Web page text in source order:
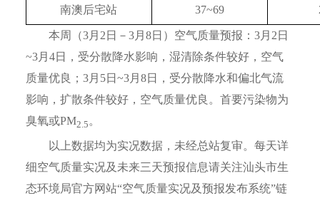
南澳后宅站 37~69
本周（3月2日－3月8日）空气质量预报：3月2日
~3月4日，受分散降水影响，湿清除条件较好，空气
质量优良；3月5日~3月8日，受分散降水和偏北气流
影响，扩散条件较好，空气质量优良。首要污染物为
臭氧或PM2.5 。
以上数据均为实况数据，未经总站复审。每天详
细空气质量实况及未来三天预报信息请关注汕头市生
态环境局官方网站“空气质量实况及预报发布系统”链